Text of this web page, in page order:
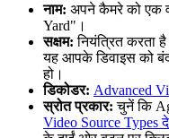
नाम: अपने कैमरे को एक
Yard"।
सक्षम: नियंत्रित करता
यह आपके डिवाइस को
हो।
डिकोडर: Advanced
स्रोत प्रकार: चुनें कि
Video Source Types